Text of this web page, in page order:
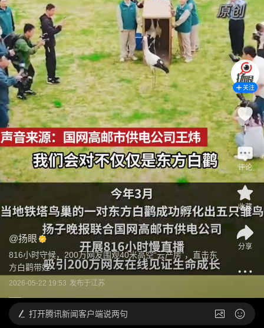
@扬眼
816小时守候，200万网友围观40米高空“云产房”，直击东
方白鹳带娃
2026-05-22 19:53 发布于江苏
关注
1
评论
收藏
分享
打开腾讯新闻客户端说两句